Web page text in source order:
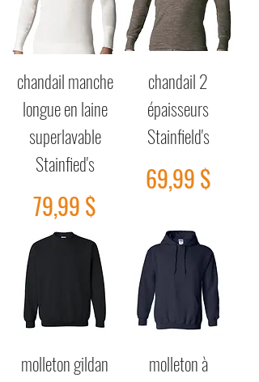
chandail manche
longue en laine
superlavable
Stainfied's
Prix
79,99 $
chandail 2
épaisseurs
Stainfield's
Prix
69,99 $
molleton gildan
molleton à